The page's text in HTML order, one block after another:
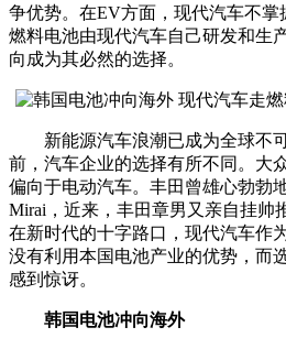
争优势。在EV方面，现代汽车不
燃料电池由现代汽车自己研发和生
向成为其必然的选择。
新能源汽车浪潮已成为全球不
前，汽车企业的选择有所不同。大
偏向于电动汽车。丰田曾雄心勃勃
Mirai，近来，丰田章男又亲自挂帅
在新时代的十字路口，现代汽车作
没有利用本国电池产业的优势，而
感到惊讶。
韩国电池冲向海外